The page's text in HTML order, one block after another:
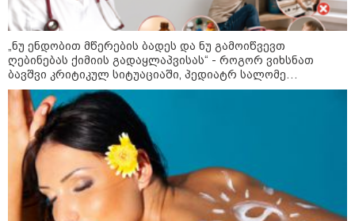
პაატა ზაქარეიშვილის მწვავე
პასუხი გიორგი ბარამიძის
კამანში მოკლული ქართველები მე
გადმოვასვენე... ბარამიძე კი
ტყუის"
აგვისტოს ომში, გორში
საბრძოლო ნათლობა მიღებული
რუსული „ისკანდერი“ დღეს კიევის
მთავარ კოშმარად იქცა
„ნუ ენდობით მწერების ბადეს და ნუ გამოიწვევთ
ღებინებას ქიმიის გადაყლაპვისას“ - როგორ ვიხსნათ
ბავშვი კრიტიკულ სიტუაციაში, პედიატრ სალომე
ახვლედიანის რჩევები